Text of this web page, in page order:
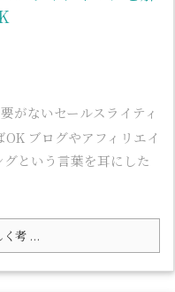
がないセールスライティ
ブログやアフィリエイ
という言葉を耳にした
く考 ...